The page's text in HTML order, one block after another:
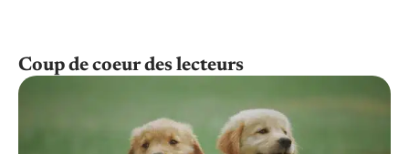
Coup de coeur des lecteurs